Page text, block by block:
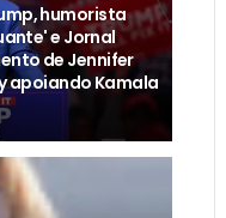
humorista
e Jornal
de Jennifer
apoiando Kamala